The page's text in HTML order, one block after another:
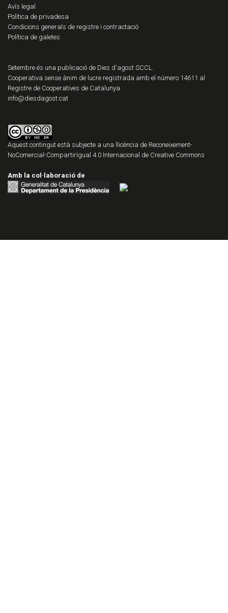
Avís legal
Política de privadesa
Condicions generals de registre i contractació
Política de galetes
Setembre és una publicació de Dies d'agost SCCL.
Cooperativa sense ànim de lucre registrada amb el número 14611 al
Registre de Cooperatives de Catalunya.
info@diesdagost.cat
Aquest contingut està subjecte a una llicència de Reconeixement-
NoComercial-CompartirIgual 4.0 Internacional de Creative Commons
Amb la col·laboració de